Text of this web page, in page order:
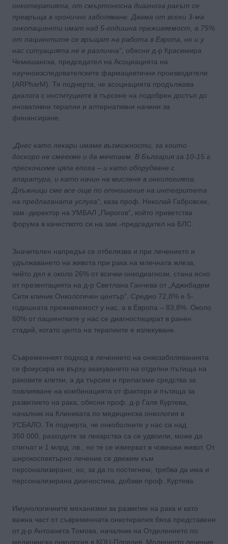
онкотерапията, от смъртоносна диагноза ракът се
превръща в хронично заболяване. Двама от всеки 3-ма
онкопациенти имат над 5-годишна преживяемост, а 75%
от пациентите се връщат на работа в Европа, но и у
нас ситуацията не е различна“ , обясни д-р Красимира
Чемишанска, председател на Асоциацията на
научноизследователските фармацевтични производители
(ARPharM). Тя подчерта, че асоциацията продължава
диалога с институциите в търсене на подобрен достъп до
иновативни терапии и алтернативни начини за
финансиране.
„Днес като лекари имаме възможности, за които
доскоро не смеехме и да мечтаем. В България за 10-15 г.
прескочихме цяла епоха – и като оборудване с
апаратура, и като начин на мислене в онкологията.
Длъжници сме все още по отношение на интегритета
на предлаганата услуга“ , каза проф. Николай Габровски,
зам.-директор на УМБАЛ „Пирогов“, който приветства
форума в качеството си на зам.-председател на БЛС.
Значителен напредък се отбелязва и при лечението и
удължаването на живота при рака на млечната жлеза,
чийто дял е около 26% от всички онкодиагнози, стана ясно
от презентацията на д-р Светлана Ганчева от „Аджибадем
Сити клиник Онкологичен център“. Средно 72,8% е 5-
годишната преживяемост у нас, а в Европа – 83,8%. Около
60% от пациентките у нас се диагностицират в ранен
стадий, когато целта на терапиите е излекуване.
Съвременният подход в лечението на онкозаболяванията
се фокусира не върху акакуването на отделни пътища на
раковите клетки, а да търсим и прилагаме средства за
повлияване на комбинацията от фактори и пътища за
развитието на рака, обясни проф. д-р Галя Куртева,
началник на Клиниката по медицинска онкология в
УСБАЛО. Тя подчерта, че онкоболните у нас са над
350 000, разходите за лекарства са се удвоили, може да
стигнат и 1 млрд. лв., но те се измерват в човешки живот. От
широкоспектърно лечение се движим към
персонализирано, но, за да го постигнем, трябва да има и
персонализирана диагностика, добави проф. Куртева.
Имунологичните механизми за развитие на рака и като
важна част от съвременната онкотерапия бяха представени
от д-р Антоанета Томова, началник на Отделението по
медицинска онкология в КОЦ-Пловдив. Модерното лечение